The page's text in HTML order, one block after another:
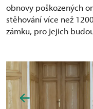
obnovy poškozených
stěhování více než
zámku, pro jejich